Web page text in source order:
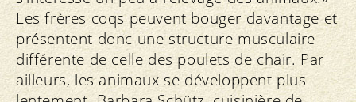
Les frères coqs peuvent bouger davantage et
présentent donc une structure musculaire
différente de celle des poulets de chair. Par
ailleurs, les animaux se développent plus